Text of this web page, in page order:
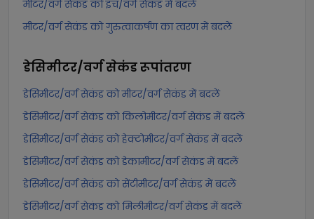
मीटर/वर्ग सेकंड को इंच/वर्ग सेकंड में बदलें
मीटर/वर्ग सेकंड को गुरुत्वाकर्षण का त्वरण में बदलें
डेसिमीटर/वर्ग सेकंडरूपांतरण
डेसिमीटर/वर्ग सेकंड को मीटर/वर्ग सेकंड में बदलें
डेसिमीटर/वर्ग सेकंड को किलोमीटर/वर्ग सेकंड में बदलें
डेसिमीटर/वर्ग सेकंड को हेक्टोमीटर/वर्ग सेकंड में बदलें
डेसिमीटर/वर्ग सेकंड को डेकामीटर/वर्ग सेकंड में बदलें
डेसिमीटर/वर्ग सेकंड को सेंटीमीटर/वर्ग सेकंड में बदलें
डेसिमीटर/वर्ग सेकंड को मिलीमीटर/वर्ग सेकंड में बदलें